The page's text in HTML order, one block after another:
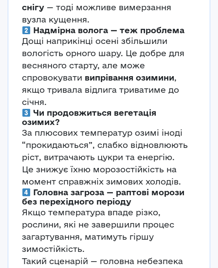
снігу — тоді можливе вимерзання
вузла кущення.
Надмірна волога — теж проблема
Дощі наприкінці осені збільшили
вологість орного шару. Це добре для
весняного старту, але може
спровокувати випрівання озимини,
якщо тривала відлига триватиме до
січня.
Чи продовжиться вегетація
озимих?
За плюсових температур озимі іноді
“прокидаються”, слабко відновлюють
ріст, витрачають цукри та енергію.
Це знижує їхню морозостійкість на
момент справжніх зимових холодів.
Головна загроза — раптові морози
без перехідного періоду
Якщо температура впаде різко,
рослини, які не завершили процес
загартування, матимуть гіршу
зимостійкість.
Такий сценарій — головна небезпека